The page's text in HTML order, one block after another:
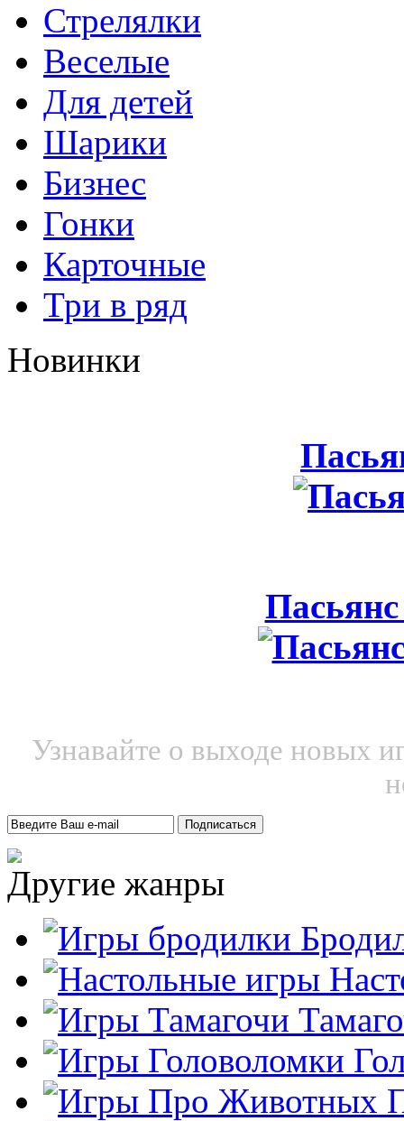
Стрелялки
Веселые
Для детей
Шарики
Бизнес
Гонки
Карточные
Три в ряд
Новинки
Узнавайте о выходе новых
Другие жанры